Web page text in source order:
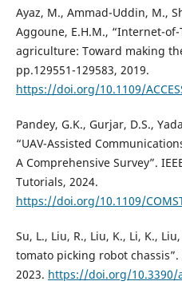
Ayaz, M., Ammad-Uddin, M.,
Aggoune, E.H.M., “Internet-
agriculture: Toward making
pp.129551-129583, 2019.
https://doi.org/10.1109/
Pandey, G.K., Gurjar, D.S.,
“UAV-Assisted
A Comprehensive Survey”.
Tutorials, 2024.
https://doi.org/10.1109/
Su, L., Liu, R., Liu, K., Li, K.,
tomato picking robot
2023. https://doi.org/10.3390/